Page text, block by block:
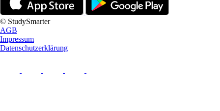
© StudySmarter
AGB
Impressum
Datenschutzerklärung